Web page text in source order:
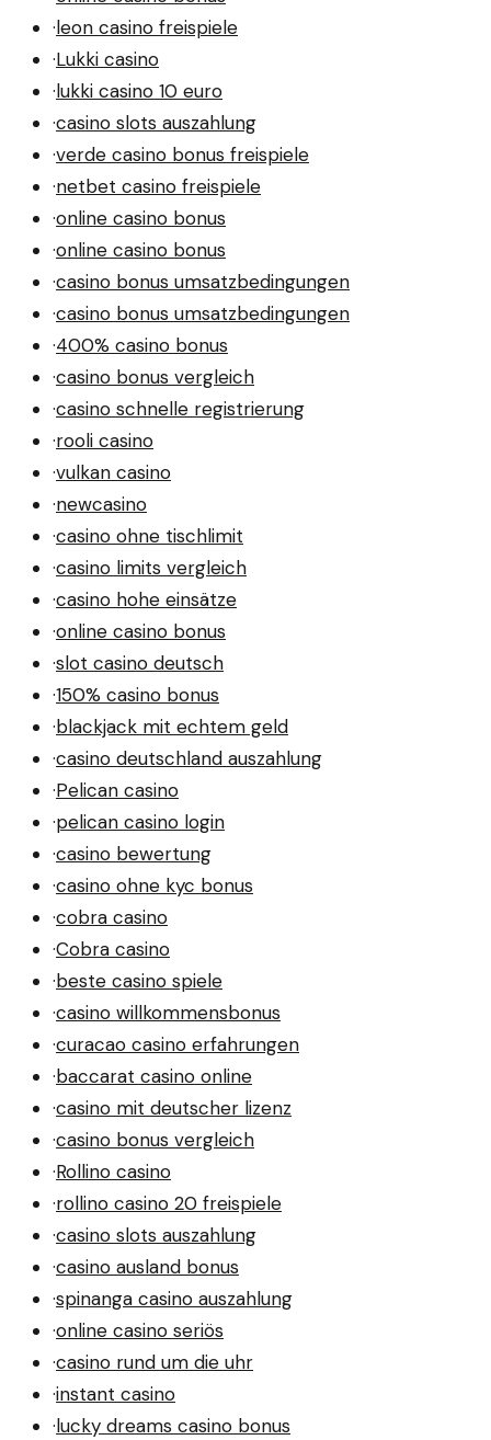
·leon casino freispiele
·Lukki casino
·lukki casino 10 euro
·casino slots auszahlung
·verde casino bonus freispiele
·netbet casino freispiele
·online casino bonus
·online casino bonus
·casino bonus umsatzbedingungen
·casino bonus umsatzbedingungen
·400% casino bonus
·casino bonus vergleich
·casino schnelle registrierung
·rooli casino
·vulkan casino
·newcasino
·casino ohne tischlimit
·casino limits vergleich
·casino hohe einsätze
·online casino bonus
·slot casino deutsch
·150% casino bonus
·blackjack mit echtem geld
·casino deutschland auszahlung
·Pelican casino
·pelican casino login
·casino bewertung
·casino ohne kyc bonus
·cobra casino
·Cobra casino
·beste casino spiele
·casino willkommensbonus
·curacao casino erfahrungen
·baccarat casino online
·casino mit deutscher lizenz
·casino bonus vergleich
·Rollino casino
·rollino casino 20 freispiele
·casino slots auszahlung
·casino ausland bonus
·spinanga casino auszahlung
·online casino seriös
·casino rund um die uhr
·instant casino
·lucky dreams casino bonus